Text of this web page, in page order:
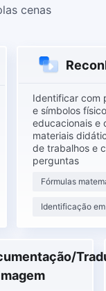
cenas
Identificar com
e símbolos
educacionais e
materiais
de trabalhos e
perguntas
Fórmulas
Identificação